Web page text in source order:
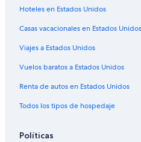
Hoteles Cápsula en Mendoza
Hoteles con concierge en
Hoteles con casino en Mendoza
Hoteles de golf en Mendoza
Hoteles con spa en Mendoza
Hoteles para ir de compras en
Hoteles en Estados Unidos
Casas vacacionales en Estados Unidos
Viajes a Estados Unidos
Vuelos baratos a Estados Unidos
Renta de autos en Estados Unidos
Todos los tipos de hospedaje
Políticas